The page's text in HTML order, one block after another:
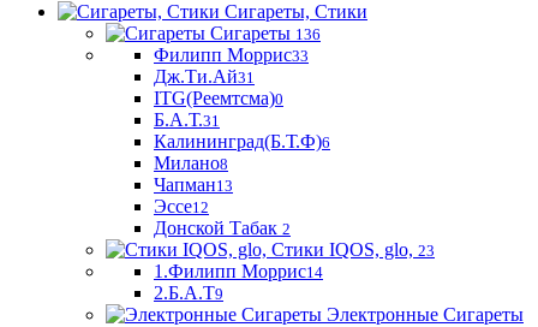
Сигареты, Стики
Сигареты 136
Филипп Моррис33
Дж.Ти.Ай31
ITG(Реемтсма)0
Б.А.Т.31
Калининград(Б.Т.Ф)6
Милано8
Чапман13
Эссе12
Донской Табак 2
Стики IQOS, glo, 23
1.Филипп Моррис14
2.Б.А.Т9
Электронные Сигареты